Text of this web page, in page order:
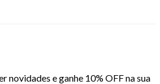
novidades e ganhe 10% OFF na sua